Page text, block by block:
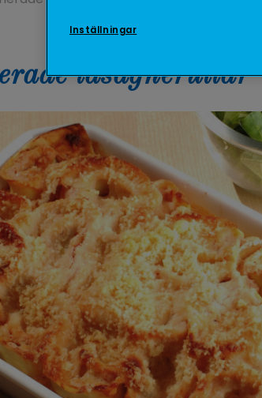
lasagnerullar
Inställningar